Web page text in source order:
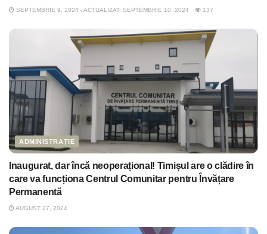
SEPTEMBRIE 9, 2024 - ACTUALIZAT: SEPTEMBRIE 10, 2024 137
ADMINISTRAȚIE
Inaugurat, dar încă neoperațional! Timișul are o clădire în
care va funcționa Centrul Comunitar pentru Învățare
Permanentă
AUGUST 27, 2024